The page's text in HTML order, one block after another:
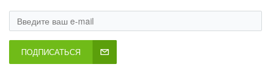
ПОДПИСАТЬСЯ